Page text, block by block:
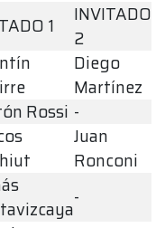
1
INVITADO
2
Diego
Martínez
Rossi -
Juan
Ronconi
-